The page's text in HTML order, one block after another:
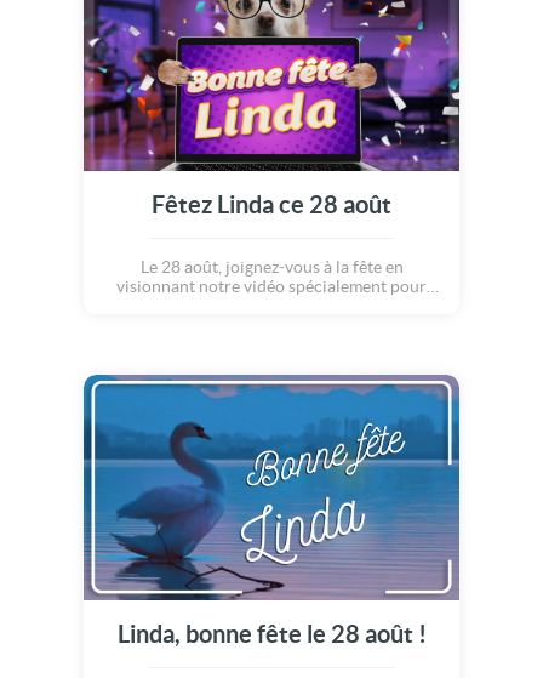
Fêtez Linda ce 28 août
Le 28 août, joignez-vous à la fête en
visionnant notre vidéo spécialement pour
Linda, bonne fête le 28 août !